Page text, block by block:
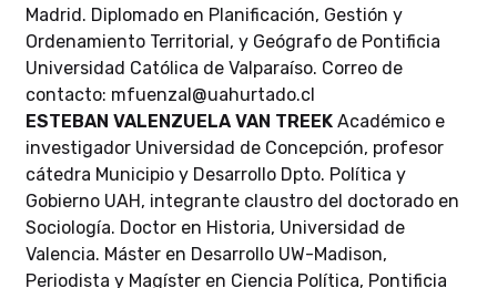
Madrid. Diplomado en Planificación, Gestión y
Ordenamiento Territorial, y Geógrafo de Pontificia
Universidad Católica de Valparaíso. Correo de
contacto: mfuenzal@uahurtado.cl
ESTEBAN VALENZUELA VAN TREEK Académico e
investigador Universidad de Concepción, profesor
cátedra Municipio y Desarrollo Dpto. Política y
Gobierno UAH, integrante claustro del doctorado en
Sociología. Doctor en Historia, Universidad de
Valencia. Máster en Desarrollo UW-Madison,
Periodista y Magíster en Ciencia Política, Pontificia